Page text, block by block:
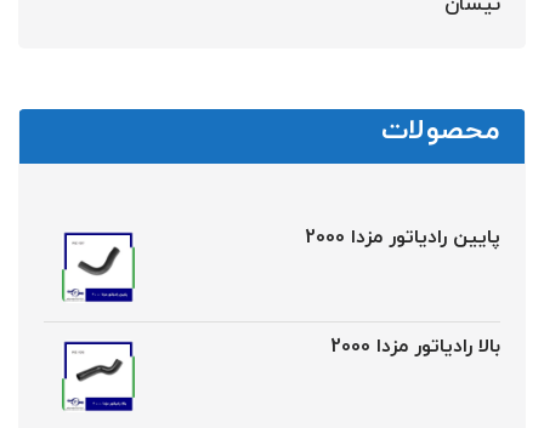
محصولات
پایین رادیاتور مزدا 2000
بالا رادیاتور مزدا 2000